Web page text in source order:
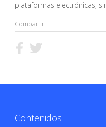
plataformas electrónicas,
Compartir
Contenidos